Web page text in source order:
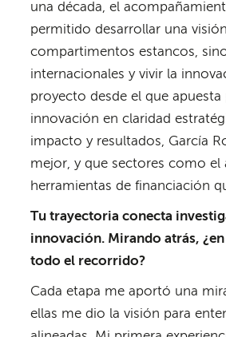
una década, el
permitido desarrollar una
compartimentos estancos,
internacionales y vivir la
proyecto desde el que
innovación en claridad
impacto y resultados, García
mejor, y que sectores como
herramientas de financiación
Tu trayectoria conecta
innovación. Mirando atrás,
todo el recorrido?
Cada etapa me aportó una
ellas me dio la visión para